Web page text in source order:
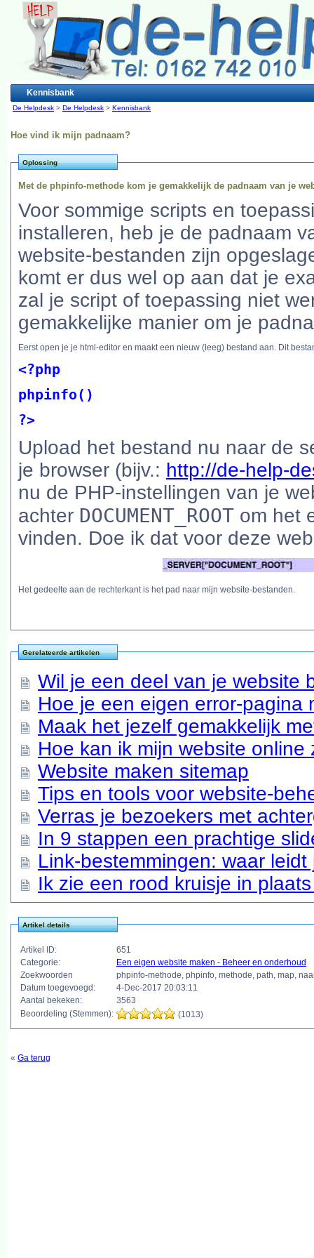
Kennisbank
De Helpdesk > De Helpdesk > Kennisbank
Hoe vind ik mijn padnaam?
Oplossing
Met de phpinfo-methode kom je gemakkelijk de padnaam van je
Voor sommige scripts en
installeren, heb je de padnaam
website-bestanden zijn
komt er dus wel op aan dat je
zal je script of toepassing niet
gemakkelijke manier om je
Eerst open je je html-editor en maakt een nieuw (leeg) bestand aan. Dit
<?php
phpinfo()
?>
Upload het bestand nu naar de
je browser (bijv.: http://de-help-
nu de PHP-instellingen van je
achter DOCUMENT_ROOT om het
vinden. Doe ik dat voor deze
Het gedeelte aan de rechterkant is het pad naar mijn website-bestanden.
Gerelateerde artikelen
Wil je een deel van je website
Hoe je een eigen error-pagina
Maak het jezelf gemakkelijk
Hoe kan ik mijn website online
Website maken sitemap
Tips en tools voor website-
Verras je bezoekers met
In 9 stappen een prachtige
Link-bestemmingen: waar
Ik zie een rood kruisje in
Artikel details
Artikel ID:
651
Categorie:
Een eigen website maken - Beheer en onderhoud
Zoekwoorden
phpinfo-methode, phpinfo, methode, path, map,
Datum toegevoegd:
4-Dec-2017 20:03:11
Aantal bekeken:
3563
Beoordeling (Stemmen):
(1013)
« Ga terug